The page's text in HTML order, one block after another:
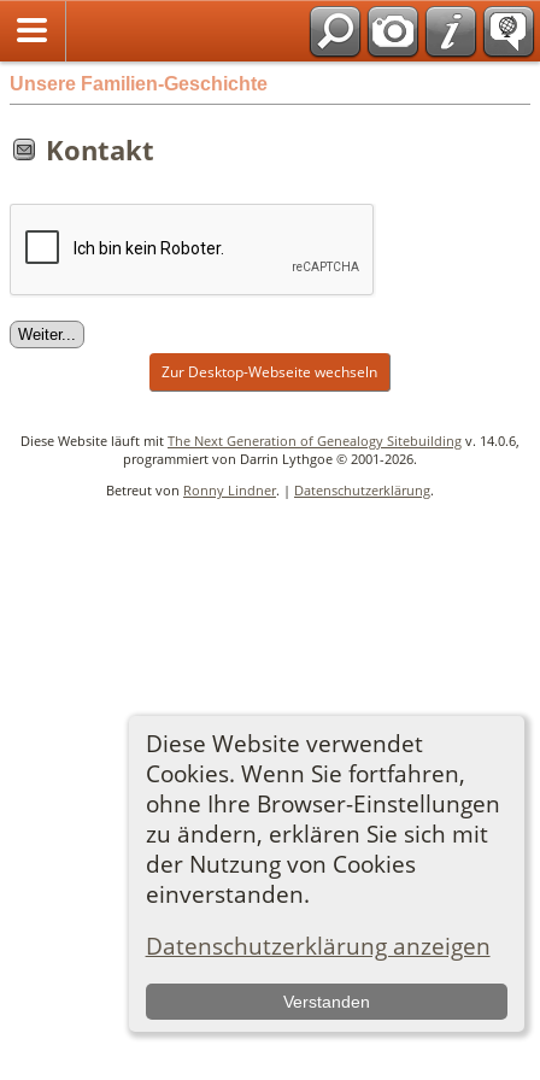
Unsere Familien-Geschichte
Diese Website verwendet
Cookies. Wenn Sie fortfahren,
ohne Ihre Browser-Einstellungen
zu ändern, erklären Sie sich mit
der Nutzung von Cookies
einverstanden.
Datenschutzerklärung anzeigen
Verstanden
Kontakt
Zur Desktop-Webseite wechseln
Diese Website läuft mit The Next Generation of Genealogy Sitebuilding v. 14.0.6,
programmiert von Darrin Lythgoe © 2001-2026.
Betreut von Ronny Lindner. | Datenschutzerklärung.